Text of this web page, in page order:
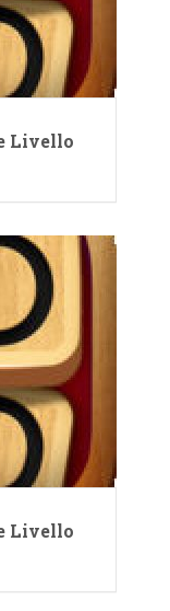
Livello
Livello